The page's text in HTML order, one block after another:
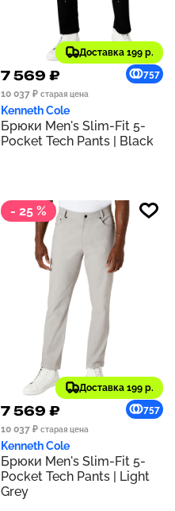
Доставка 199 р.
7 569 ₽
757
10 037 ₽ старая цена
Kenneth Cole
Брюки Men's Slim-Fit 5-
Pocket Tech Pants | Black
- 25 %
Доставка 199 р.
7 569 ₽
757
10 037 ₽ старая цена
Kenneth Cole
Брюки Men's Slim-Fit 5-
Pocket Tech Pants | Light
Grey